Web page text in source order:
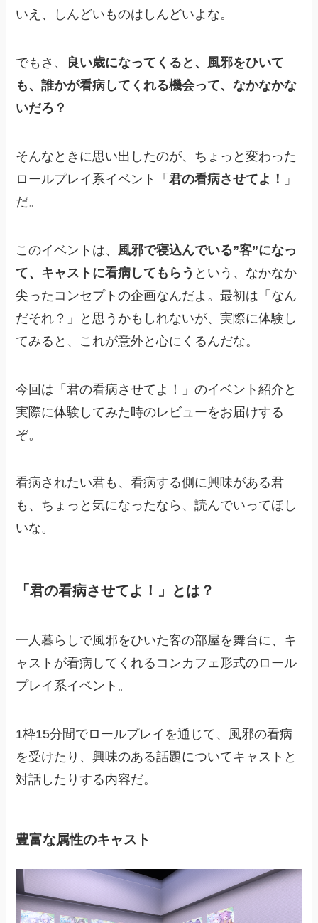
いえ、しんどいものはしんどいよな。
でもさ、
良い歳になってくると、風邪をひいて
も、誰かが看病してくれる機会って、なかなかな
いだろ？
そんなときに思い出したのが、ちょっと変わった
ロールプレイ系イベント「君の看病させてよ！
」
だ。
このイベントは、 風邪で寝込んでいる”客”になっ
て、キャストに看病してもらう という、なかなか
尖ったコンセプトの企画なんだよ。最初は「なん
だそれ？」と思うかもしれないが、実際に体験し
てみると、これが意外と心にくるんだな。
今回は「君の看病させてよ！」のイベント紹介と
実際に体験してみた時のレビューをお届けする
ぞ。
看病されたい君も、看病する側に興味がある君
も、ちょっと気になったなら、読んでいってほし
いな。
「君の看病させてよ！」とは？
一人暮らしで風邪をひいた客の部屋を舞台に、キ
ャストが看病してくれるコンカフェ形式のロール
プレイ系イベント。
1枠15分間でロールプレイを通じて、風邪の看病
を受けたり、興味のある話題についてキャストと
対話したりする内容だ。
豊富な属性のキャスト